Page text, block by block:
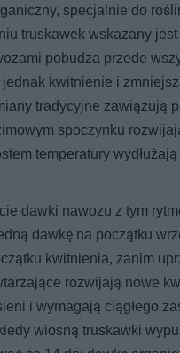
specjalnie do
truskawek wskazany
pobudza przede
kwitnienie i
tradycyjne zawiązują
spoczynku
temperatury wydłużają
dawki nawozu z tym
dawkę na początku
kwitnienia, zanim
rozwijają nowe
i wymagają ciągłego
wiosną truskawki